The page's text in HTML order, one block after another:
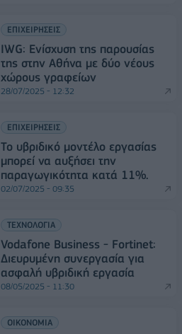
ΕΠΙΧΕΙΡΗΣΕΙΣ
IWG: Ενίσχυση της παρουσίας
της στην Αθήνα με δύο νέους
χώρους γραφείων
28/07/2025 - 12:32
ΕΠΙΧΕΙΡΗΣΕΙΣ
Το υβριδικό μοντέλο εργασίας
μπορεί να αυξήσει την
παραγωγικότητα κατά 11%.
02/07/2025 - 09:35
ΤΕΧΝΟΛΟΓΙΑ
Vodafone Business - Fortinet:
Διευρυμένη συνεργασία για
ασφαλή υβριδική εργασία
08/05/2025 - 11:30
ΟΙΚΟΝΟΜΙΑ